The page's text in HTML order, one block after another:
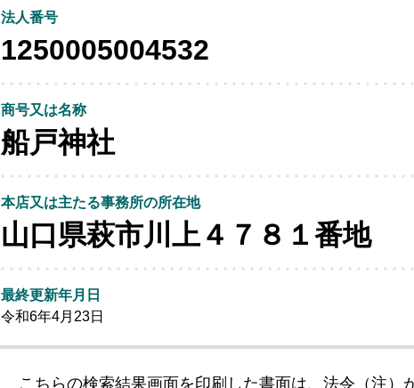
法人番号
1250005004532
商号又は名称
船戸神社
本店又は主たる事務所の所在地
山口県萩市川上４７８１番地
最終更新年月日
令和6年4月23日
こちらの検索結果画面を印刷した書面は、法令（注